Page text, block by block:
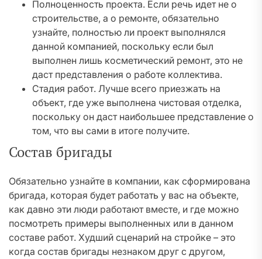
Полноценность проекта. Если речь идет не о
строительстве, а о ремонте, обязательно
узнайте, полностью ли проект выполнялся
данной компанией, поскольку если был
выполнен лишь косметический ремонт, это не
даст представления о работе коллектива.
Стадия работ. Лучше всего приезжать на
объект, где уже выполнена чистовая отделка,
поскольку он даст наибольшее представление о
том, что вы сами в итоге получите.
Состав бригады
Обязательно узнайте в компании, как сформирована
бригада, которая будет работать у вас на объекте,
как давно эти люди работают вместе, и где можно
посмотреть примеры выполненных или в данном
составе работ. Худший сценарий на стройке – это
когда состав бригады незнаком друг с другом,